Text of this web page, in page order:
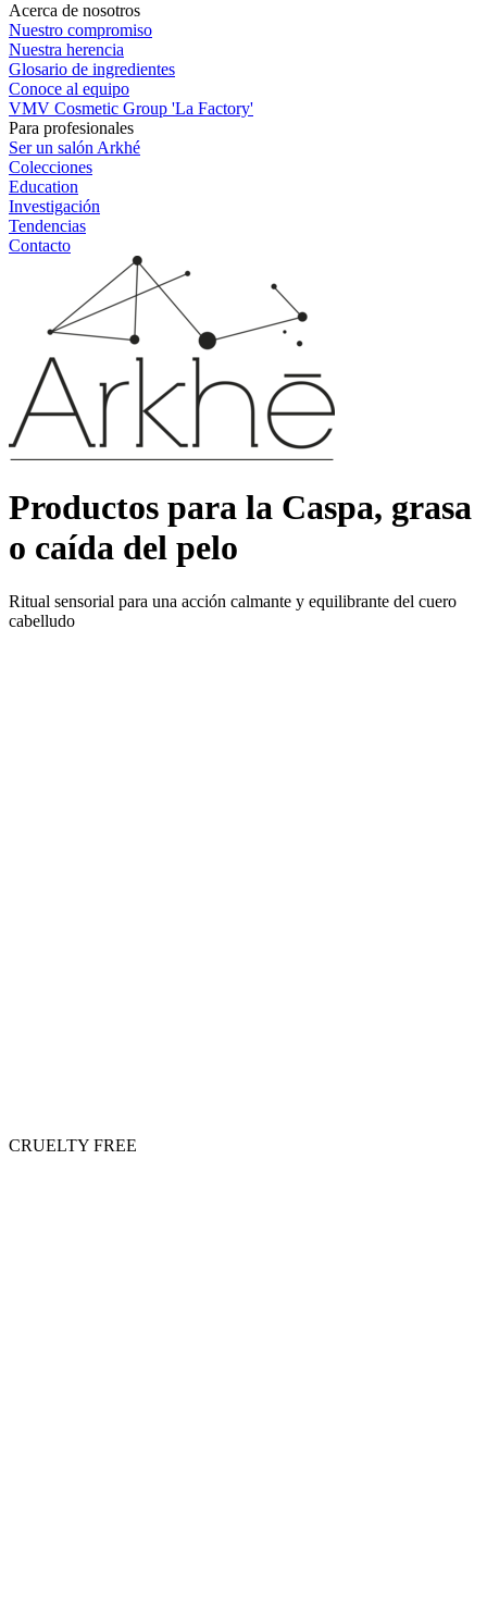
Acerca de nosotros
Nuestro compromiso
Nuestra herencia
Glosario de ingredientes
Conoce al equipo
VMV Cosmetic Group 'La Factory'
Para profesionales
Ser un salón Arkhé
Colecciones
Education
Investigación
Tendencias
Contacto
Productos para la Caspa, grasa
o caída del pelo
Ritual sensorial para una acción calmante y equilibrante del cuero
cabelludo
CRUELTY FREE